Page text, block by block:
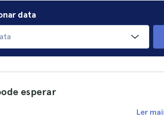
data
esperar
Ler